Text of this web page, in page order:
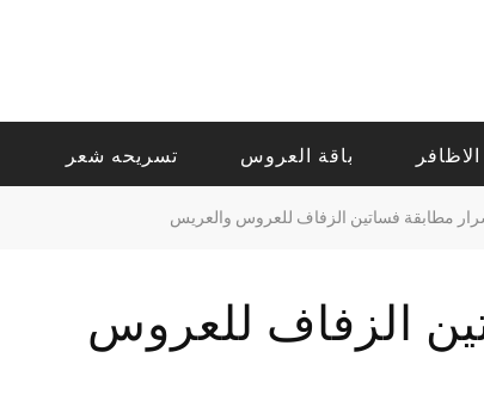
باقة العروس تسريحه شعر
مطابقة فساتين الزفاف للعروس والعريس
الزفاف للعروس